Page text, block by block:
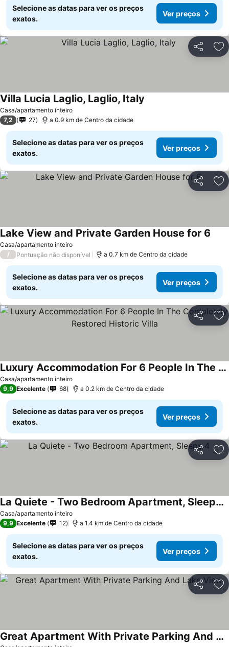
Selecione as datas para ver os preços
exatos.
Ver preços
Partilhar
Casa/apartamento inteiro
Villa Lucia Laglio, Laglio, Italy
7,2 27 a 0.9 km de Centro da cidade
Selecione as datas para ver os preços
exatos.
Ver preços
Partilhar
Casa/apartamento inteiro
Lake View and Private Garden House for 6
/ Pontuação não disponível a 0.7 km de Centro da cidade
Selecione as datas para ver os preços
exatos.
Ver preços
Partilhar
Casa/apartamento inteiro
Luxury Accommodation For 6 People In The Completely Restored Historic Villa
Ver preços
9,9 Excelente 68 a 0.2 km de Centro da cidade
Selecione as datas para ver os preços
exatos.
Ver preços
Partilhar
Casa/apartamento inteiro
La Quiete - Two Bedroom Apartment, Sleeps 4
Ver preços
9,9 Excelente 12 a 1.4 km de Centro da cidade
Selecione as datas para ver os preços
exatos.
Ver preços
Partilhar
Great Apartment With Private Parking And Lake View